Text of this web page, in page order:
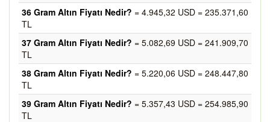
36 Gram Altın Fiyatı Nedir? = 4.945,32 USD = 235.371,60
TL
37 Gram Altın Fiyatı Nedir? = 5.082,69 USD = 241.909,70
TL
38 Gram Altın Fiyatı Nedir? = 5.220,06 USD = 248.447,80
TL
39 Gram Altın Fiyatı Nedir? = 5.357,43 USD = 254.985,90
TL